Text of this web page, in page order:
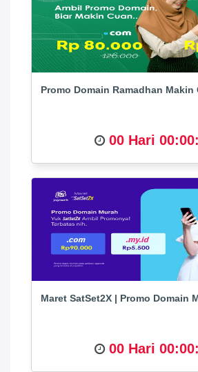
Promo Domain Ramadhan Makin
00 Hari
Maret SatSet2X | Promo Domain
00 Hari